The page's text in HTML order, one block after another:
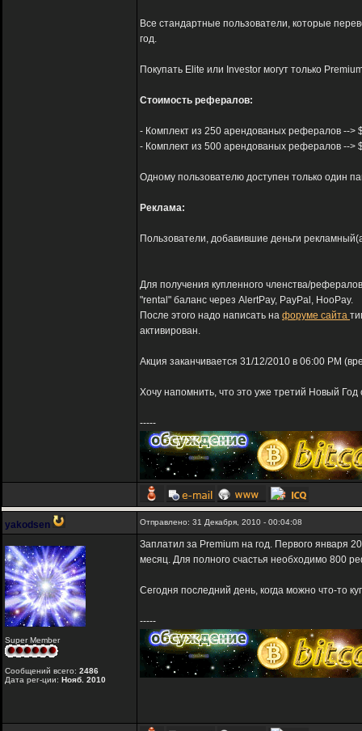
Все стандартные пользователи, которые
год.
Покупать Elite или Investor могут только
Стоимость рефералов:
- Комплект из 250 арендованых рефералов -->
- Комплект из 500 арендованых рефералов -->
Одному пользователю доступен только один
Реклама:
Пользователи, добавившие деньги
Для получения купленного членства/
"rental" баланс через AlertPay, PayPal, HooPay.
После этого надо написать на форуме сайта
активирован.
Акция заканчивается 31/12/2010 в 06:00 PM
Хочу напомнить, что это уже третий Новый
-----
yakodsen Отправлено: 31 Декабря, 2010 - 00:04:08
Super Member
Сообщений всего: 2486
Дата рег-ции: Нояб. 2010
Заплатил за Premium на год. Первого января
месяц. Для полного счастья необходимо 800
Сегодня последний день, когда можно что-то
-----